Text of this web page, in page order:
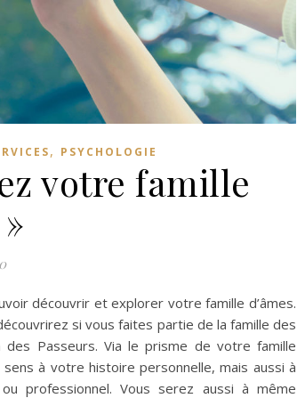
, PSYCHOLOGIE
votre famille
découvrir et explorer votre famille d’âmes.
si vous faites partie de la famille des
Passeurs. Via le prisme de votre famille
à votre histoire personnelle, mais aussi à
professionnel. Vous serez aussi à même